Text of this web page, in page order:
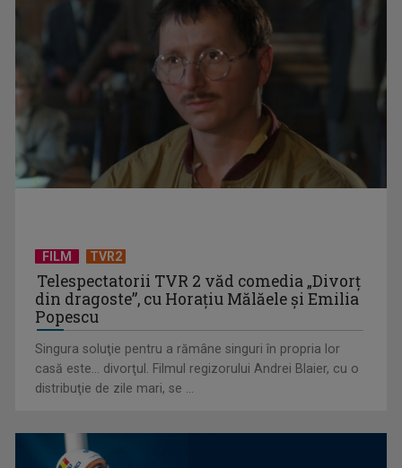
Piesa Angelei Similea „După noapte vine zi” – pe podium şi
acum în inimile ...
Cum ne-a îmbolnăvit telefonul și cum salvarea era mereu
FILM TVR2
Telespectatorii TVR 2 văd comedia „Divorţ
din dragoste”, cu Horaţiu Mălăele şi Emilia
Popescu
Singura soluţie pentru a rămâne singuri în propria lor
casă este... divorţul. Filmul regizorului Andrei Blaier, cu o
distribuţie de zile mari, se ...